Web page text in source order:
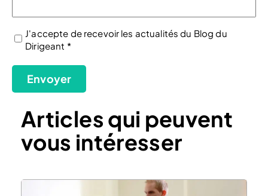
(Nécessaire)
J'accepte de recevoir les actualités du Blog du
Dirigeant *
Envoyer
Articles qui peuvent
vous intéresser